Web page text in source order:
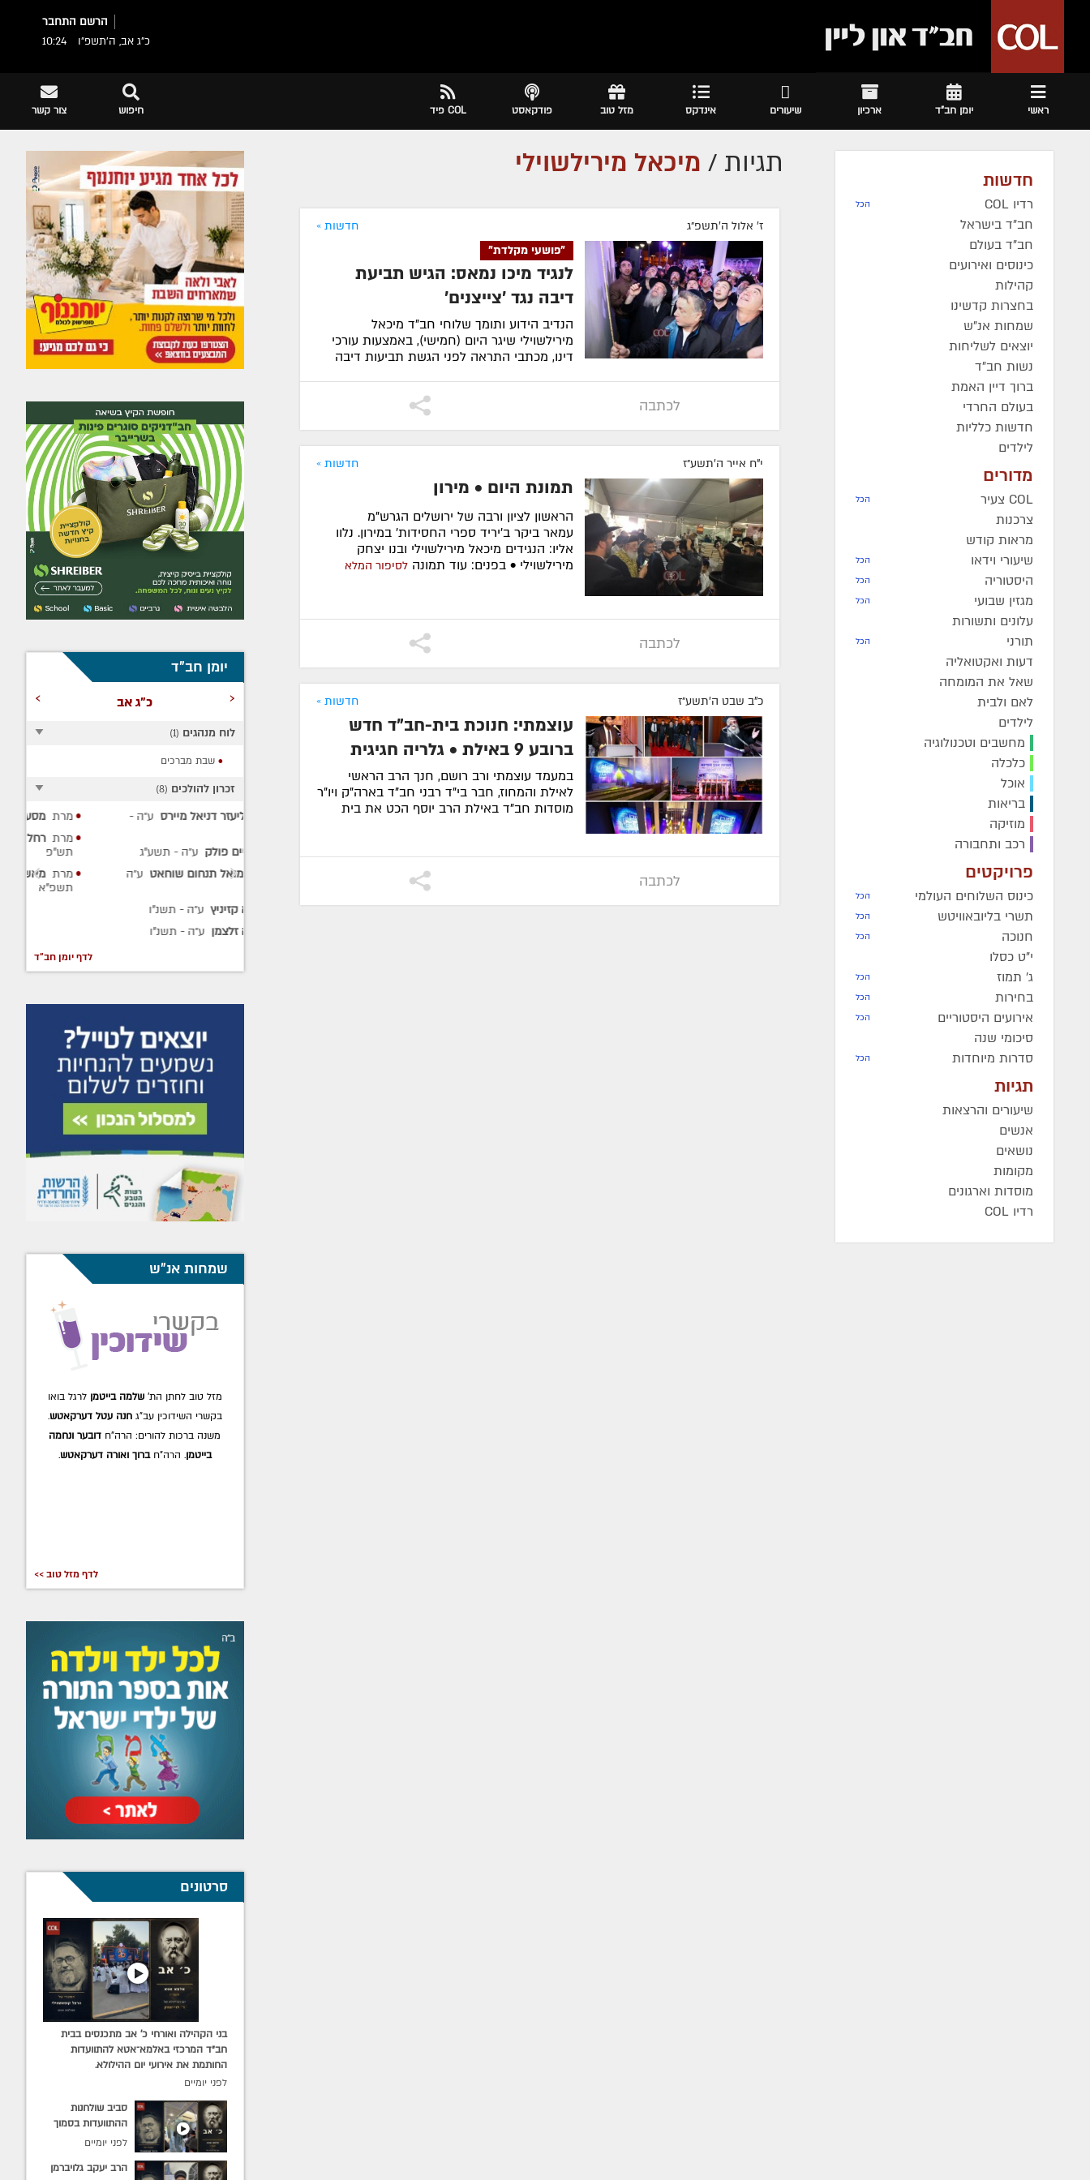
הרשם התחבר
כ"ג אב, ה׳תשפ״ו
10:24
ראשי יומן חב"ד ארכיון שיעורים אינדקס מזל טוב פודקאסט COL פיד צור קשר חיפוש
חדשות
רדיו COL הכל
חב"ד בישראל
חב"ד בעולם
כינוסים ואירועים
קהילות
בחצרות קדשינו
שמחות אנ"ש
יוצאים לשליחות
נשות חב"ד
ברוך דיין האמת
בעולם החרדי
חדשות כלליות
לילדים
מדורים
COL צעיר הכל
צרכנות
מראות קודש
שיעורי וידאו
הכל
היסטוריה הכל
מגזין שבועי הכל
עלונים ותשורות
תורני
הכל
דעות ואקטואליה
שאל את המומחה
לאם ולבית
לילדים
מחשבים וטכנולוגיה
כלכלה
אוכל
בריאות
מוזיקה
רכב ותחבורה
פרויקטים
כינוס השלוחים העולמי הכל
תשרי בליובאוויטש הכל
חנוכה הכל
י"ט כסלו
ג' תמוז
הכל
בחירות הכל
אירועים היסטוריים הכל
סיכומי שנה
סדרות מיוחדות
הכל
תגיות
שיעורים והרצאות
אנשים
נושאים
מקומות
מוסדות וארגונים
רדיו COL
תגיות /מיכאל מירילשוילי
ז' אלול ה׳תשפ״ג
חדשות »
"פושעי מקלדת"
לנגיד מיכו נמאס: הגיש תביעת
דיבה נגד 'צייצנים'
הנדיב הידוע ותומך שלוחי חב"ד מיכאל
מירילשוילי שיגר היום (חמישי), באמצעות עורכי
דינו, מכתבי התראה לפני הגשת תביעות דיבה
לכתבה
י"ח אייר ה׳תשע״ז חדשות »
תמונת היום • מירון
הראשון לציון ורבה של ירושלים הגרש"מ
עמאר ביקר ב'יריד ספרי החסידות' במירון. נלוו
אליו: הנגידים מיכאל מירילשוילי ובנו יצחק
מירילשוילי • בפנים: עוד תמונה לסיפור המלא
לכתבה
כ"ב שבט ה׳תשע״ז חדשות »
עוצמתי: חנוכת בית-חב"ד חדש
ברובע 9 באילת • גלריה חגיגית
במעמד עוצמתי ורב רושם, חנך הרב הראשי
לאילת והמחוז, חבר בי"ד רבני חב"ד בארה"ק ויו"ר
מוסדות חב"ד באילת הרב יוסף הכט את בית
לכתבה
יומן חב"ד
‹
› כ"ג אב
לוח מנהגים (
1
)
שבת מברכים
זכרון להולכים (
8
)
מרת מסעודי שושן ע״ה - תש"פ
מרת רחל לאה חאלימסקי
תשפ"א
הרה"ח אליעזר דניאל מיירס
הרה"ח
- תשס"ה
מרת עטא קזיניץ ע״ה- תשנ"ו
מרת מסעודי שושן
- תש"פ
ע״ה-
תש"פ
מרת
מאשא רחל יעקובוביץ ע״ה-
לדף יומן חב"ד
שמחות אנ"ש
מזל טוב לחתן הת'שלמה בייטמן לרגל בואו
בקשרי השידוכין עב"גחנה עטל דערקאטש.
משנה ברכות להורים: הרה"ח דובער ונחמה
בייטמן. הרה"חברוך ואורה דערקאטש.
לדף מזל טוב >>
סרטונים
בני הקהילה ואורחי כ׳ אב מתכנסים בבית
חב״ד המרכזי באלמא־אטא להתוועדות
החותמת את אירועי יום ההילולא.
לפני יומיים
סביב שולחנות
ההתוועדות בסמוך
לציון בעל ההילולא:
מתוועד עם מקורבים
לפני יומיים
הרב יעקב גלויברמן